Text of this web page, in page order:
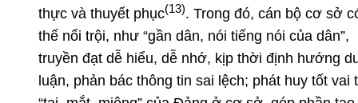
thực và thuyết phục(13). Trong đó, cán bộ cơ sở
thế nổi trội, như “gần dân, nói tiếng nói của dân”,
truyền đạt dễ hiểu, dễ nhớ, kịp thời định hướng
luận, phản bác thông tin sai lệch; phát huy tốt vai